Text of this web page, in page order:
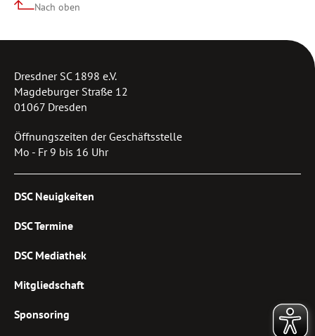
Nach oben
Dresdner SC 1898 e.V.
Magdeburger Straße 12
01067 Dresden
Öffnungszeiten der Geschäftsstelle
Mo - Fr 9 bis 16 Uhr
DSC Neuigkeiten
DSC Termine
DSC Mediathek
Mitgliedschaft
Sponsoring